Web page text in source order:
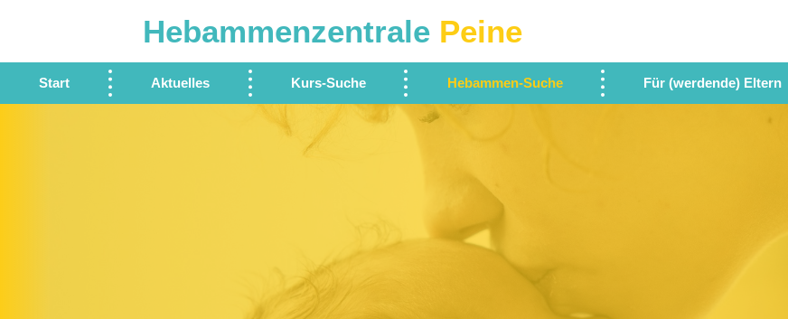
Hebammenzentrale Peine
Start Aktuelles Kurs-Suche Hebammen-Suche Für (werdende) Eltern